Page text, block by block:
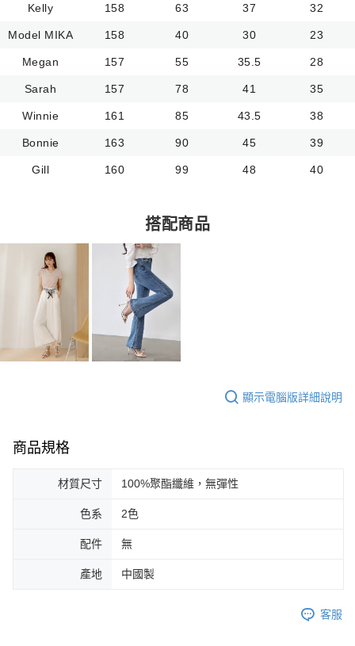
Kelly 158 63 37 32
Model MIKA 158 40 30 23
Megan 157 55 35.5 28
Sarah 157 78 41 35
Winnie 161 85 43.5 38
Bonnie 163 90 45 39
Gill 160 99 48 40
搭配商品
顯示電腦版詳細說明
商品規格
材質尺寸 100%聚酯纖維，無彈性
色系 2色
配件 無
產地 中國製
客服